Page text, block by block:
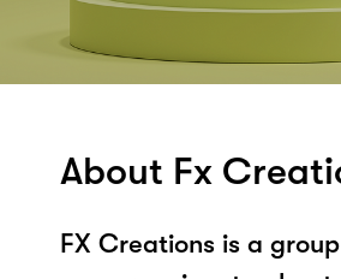
About Fx
FX Creations is a